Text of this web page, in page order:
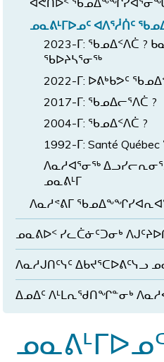
ᐊᕙᑎᐅᑉ
ᓄᓇᕕᒻᒥᐅᓄᑦ ᐊᐱᕐᓲᑏᑦ
2023-ᒥ: ᖃᓄᐃᑉᐱᑖ ?
ᖃᐅᔨᓴᕐᓂᖅ
2022-ᒥ: ᐅᕕᒃᑲᕗᑦ
2017-ᒥ: ᖃᓄᐃᓕᕐᐱᑖ ?
2004-ᒥ: ᖃᓄᐃᑉᐱᑖ ?
1992-ᒥ: Santé
ᐱᓇᓱᐊᕐᓂᖅ
ᓄᓇᕕᒻᒥ
ᐱᓇᓱᕝᕕᒥ
ᓄᓇᕕᐅᑉ ᓯᓚᑖᓃᑦᑐᓂᒃ
ᐱᓇᓱᒍᑎᑦᓭᑦ ᐃᑲᔪᕐᑕᐅᕕᑦᓭᓗ
ᐃᓄᐃᑦ ᐱᒻᒪᕆᖁᑎᖏᓐᓂᒃ